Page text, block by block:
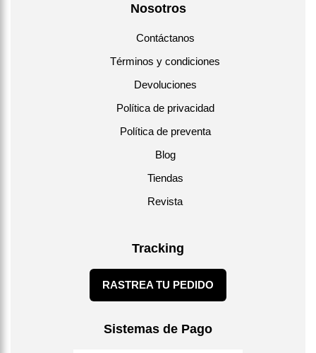
Nosotros
Contáctanos
Términos y condiciones
Devoluciones
Política de privacidad
Política de preventa
Blog
Tiendas
Revista
Tracking
RASTREA TU PEDIDO
Sistemas de Pago